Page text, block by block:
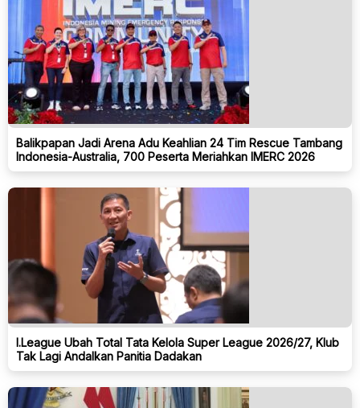
Balikpapan Jadi Arena Adu Keahlian 24 Tim Rescue Tambang
Indonesia-Australia, 700 Peserta Meriahkan IMERC 2026
I.League Ubah Total Tata Kelola Super League 2026/27, Klub
Tak Lagi Andalkan Panitia Dadakan